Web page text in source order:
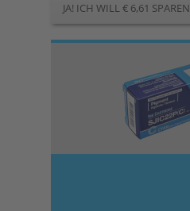
JA! ICH WILL € 6,61 SPAREN